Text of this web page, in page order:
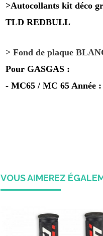
>Autocollants kit déco
TLD REDBULL
> Fond de plaque
Pour GASGAS :
- MC65 / MC 65 Année :
VOUS AIMEREZ